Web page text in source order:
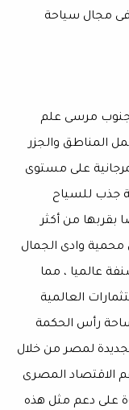
مجال سياحة
مرسى علم
المناطق والجزر
على مستوى
جذب للسياح
بقربها من أكثر
محمية وادى الجمال
عالميا ، مما
العالمية
رأس الحكمة
لمصر من خلال
الاقتصاد المصرى
على دعم مثل هذه